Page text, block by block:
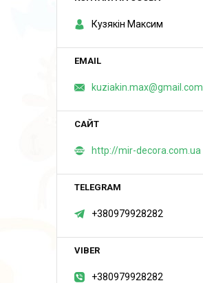
Кузякін Максим
kuziakin.max@gmail.com
http://mir-decora.com.ua
+380979928282
+380979928282